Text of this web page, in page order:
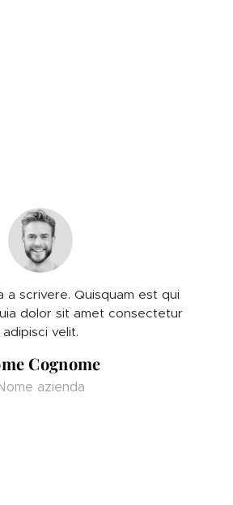
a scrivere. Quisquam est qui
dolor sit amet consectetur
adipisci velit.
Cognome
azienda